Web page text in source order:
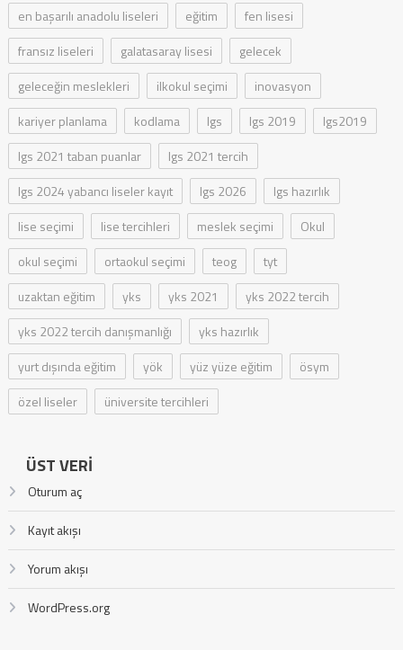
en başarılı anadolu liseleri
eğitim
fen lisesi
fransız liseleri
galatasaray lisesi
gelecek
geleceğin meslekleri
ilkokul seçimi
inovasyon
kariyer planlama
kodlama lgs lgs 2019
lgs2019
lgs 2021 taban puanlar
lgs 2021 tercih
lgs 2024 yabancı liseler kayıt
lgs 2026
lgs hazırlık
lise seçimi
lise tercihleri meslek seçimi
Okul
okul seçimi
ortaokul seçimi teog
tyt
uzaktan eğitim
yks yks 2021
yks 2022 tercih
yks 2022 tercih danışmanlığı
yks hazırlık
yurt dışında eğitim
yök yüz yüze eğitim
ösym
özel liseler
üniversite tercihleri
ÜST VERI
Oturum aç
Kayıt akışı
Yorum akışı
WordPress.org